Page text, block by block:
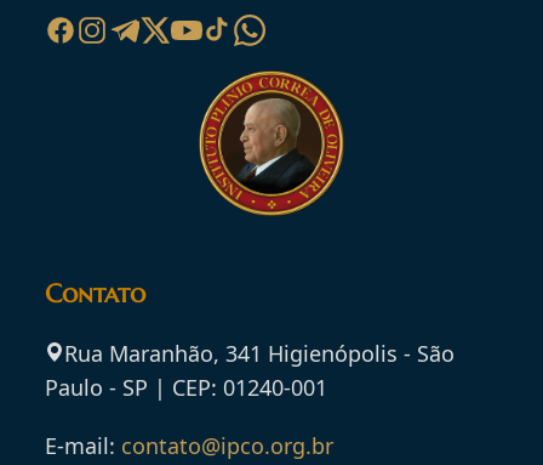
Contato
Rua Maranhão, 341 Higienópolis - São
Paulo - SP | CEP: 01240-001
E-mail: contato@ipco.org.br